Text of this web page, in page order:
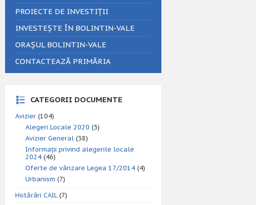
PROIECTE DE INVESTIȚII
INVESTEȘTE ÎN BOLINTIN-VALE
ORAȘUL BOLINTIN-VALE
CONTACTEAZĂ PRIMĂRIA
CATEGORII DOCUMENTE
Avizier (104)
Alegeri Locale 2020 (3)
Avizier General (38)
Informații privind alegerile locale
2024 (46)
Oferte de vânzare Legea 17/2014 (4)
Urbanism (7)
Hotărâri CAIL(7)